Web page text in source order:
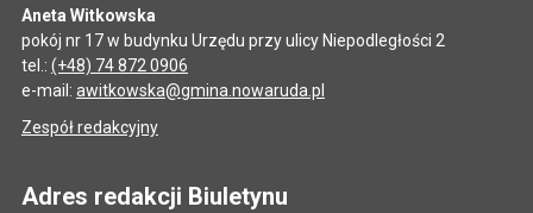
Aneta Witkowska
pokój nr 17 w budynku Urzędu przy ulicy Niepodległości 2
tel.: (+48) 74 872 0906
e-mail: awitkowska@gmina.nowaruda.pl
Zespół redakcyjny
Adres redakcji Biuletynu